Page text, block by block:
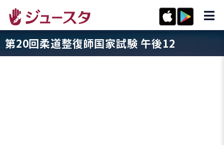
第20回柔道整復師国家試験 午後12